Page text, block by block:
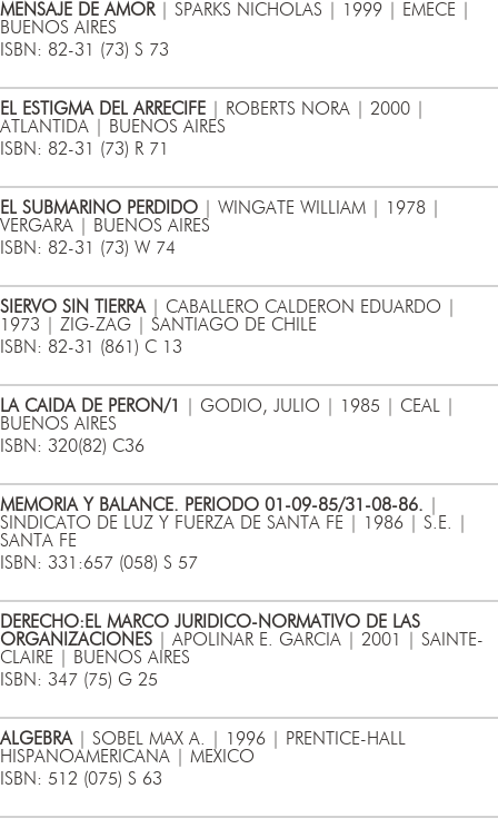
MENSAJE DE AMOR| SPARKS NICHOLAS | 1999 | EMECE |
BUENOS AIRES
ISBN: 82-31 (73) S 73
EL ESTIGMA DEL ARRECIFE | ROBERTS NORA | 2000 |
ATLANTIDA | BUENOS AIRES
ISBN: 82-31 (73) R 71
EL SUBMARINO PERDIDO | WINGATE WILLIAM | 1978 |
VERGARA | BUENOS AIRES
ISBN: 82-31 (73) W 74
SIERVO SIN TIERRA | CABALLERO CALDERON EDUARDO |
1973 | ZIG-ZAG | SANTIAGO DE CHILE
ISBN: 82-31 (861) C 13
LA CAIDA DE PERON/1
| GODIO, JULIO | 1985 | CEAL |
BUENOS AIRES
ISBN: 320(82) C36
MEMORIA Y BALANCE. PERIODO 01-09-85/31-08-86.
SINDICATO DE LUZ Y FUERZA DE SANTA FE | 1986 | S.E. |
SANTA FE
ISBN: 331:657 (058) S 57
DERECHO:EL MARCO JURIDICO-NORMATIVO DE LAS
ORGANIZACIONES | APOLINAR E. GARCIA | 2001 | SAINTE-
CLAIRE | BUENOS AIRES
ISBN: 347 (75) G 25
ALGEBRA | SOBEL MAX A. | 1996 | PRENTICE-HALL
HISPANOAMERICANA | MEXICO
ISBN: 512 (075) S 63